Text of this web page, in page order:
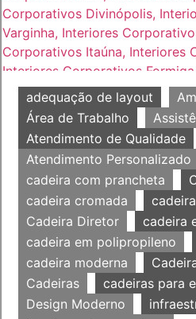
adequação de layout
Área de Trabalho
Atendimento de Qualidade
Atendimento Personalizado
cadeira com prancheta
cadeira cromada
Cadeira Diretor
cadeira
cadeira em polipropileno
cadeira moderna
Cadeiras
cadeiras para
Design Moderno